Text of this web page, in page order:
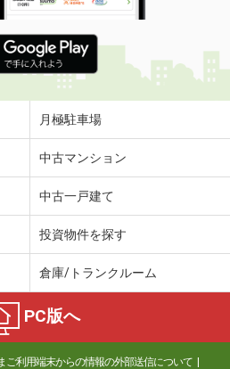
丁目
万円
奈川県横浜市西区平沼１丁目
丁目
76.52万円
貸事務所
２丁目
万円
奈川県横浜市旭区鶴ケ峰２丁目
店舗（建物一部）
月極駐車場
中古マンション
中古一戸建て
投資物件を探す
倉庫/トランクルーム
PC版へ
ご利用端末からの情報の外部送信について